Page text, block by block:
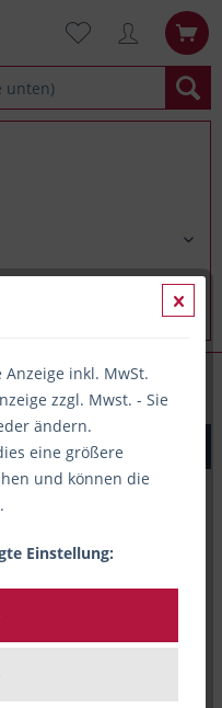
ca. 830 S., cyan
inkl. MwSt.
zzgl. Mwst. - Sie
ändern.
eine größere
und können die
Einstellung: